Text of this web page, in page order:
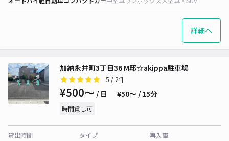
詳細へ
加納永井町3丁目36 M邸☆akippa駐車場
5 / 2件
¥500〜 / 日 ¥50〜 / 15分
時間貸し可
貸出時間
タイプ
再入庫